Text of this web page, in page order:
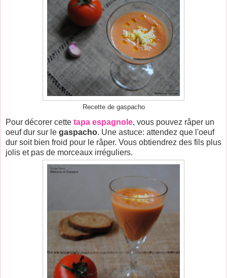
Recette de gaspacho
Pour décorer cette tapa espagnole, vous pouvez râper un
oeuf dur sur le gaspacho. Une astuce: attendez que l'oeuf
dur soit bien froid pour le râper. Vous obtiendrez des fils plus
jolis et pas de morceaux irréguliers.